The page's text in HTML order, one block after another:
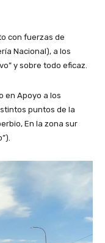
con fuerzas de
Nacional), a los
y sobre todo eficaz.
en Apoyo a los
puntos de la
En la zona sur